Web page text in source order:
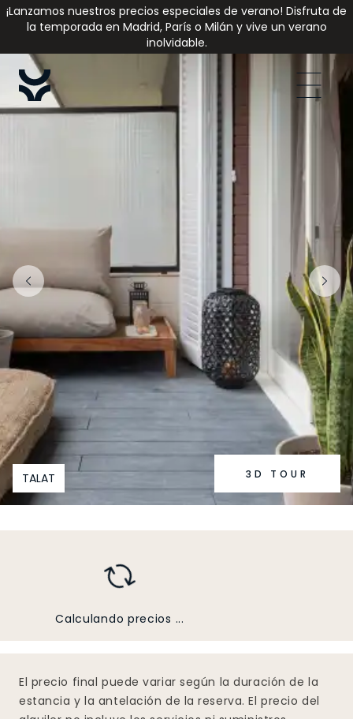
¡Lanzamos nuestros precios especiales de verano! Disfruta de
la temporada en Madrid, París o Milán y vive un verano
inolvidable.
TALAT 3D TOUR
Calculando precios ...
El precio final puede variar según la duración de la
estancia y la antelación de la reserva. El precio del